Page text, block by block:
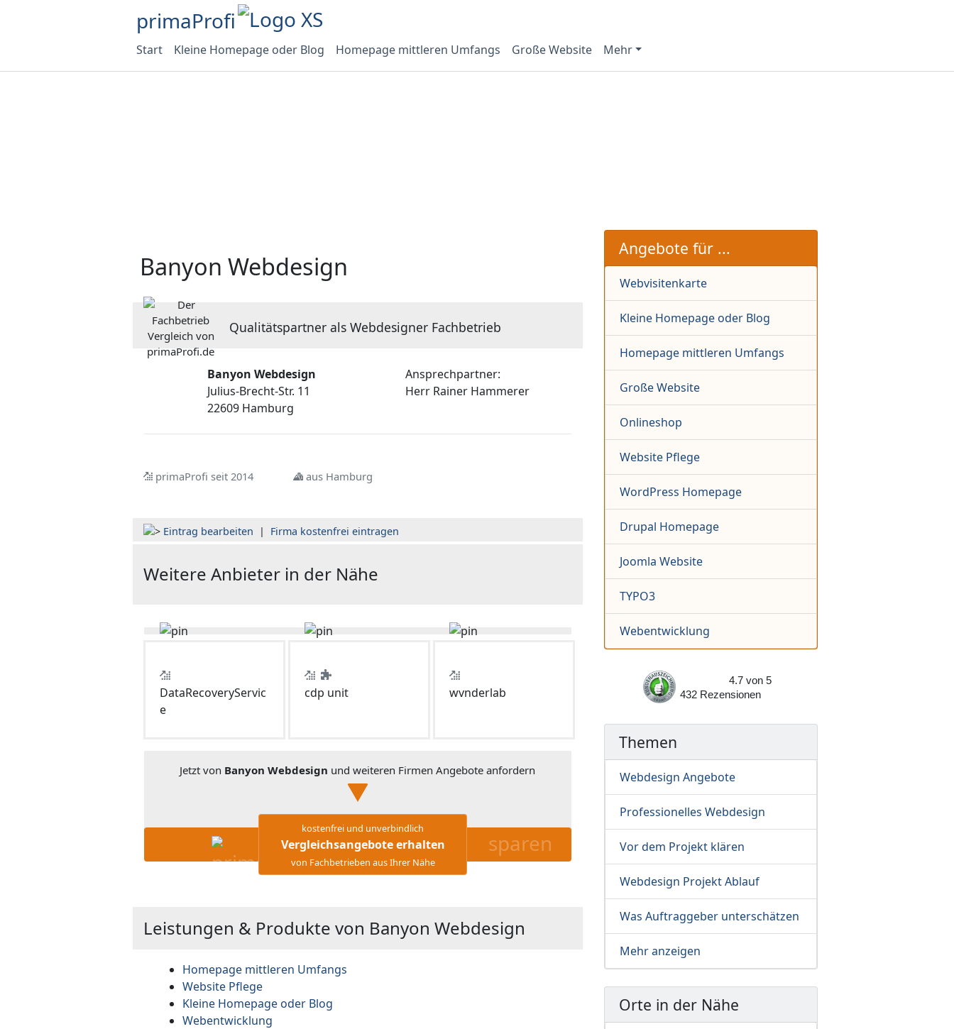
primaProfi
Start Kleine Homepage oder Blog Homepage mittleren Umfangs Große Website Mehr
Banyon Webdesign
Qualitätspartner als Webdesigner Fachbetrieb
Banyon Webdesign
Julius-Brecht-Str. 11
22609 Hamburg
Ansprechpartner:
Herr Rainer Hammerer
primaProfi seit 2014 aus Hamburg
Eintrag bearbeiten | Firma kostenfrei eintragen
Weitere Anbieter in der Nähe
DataRecoveryServic
e
cdp unit wvnderlab
Jetzt von Banyon Webdesign und weiteren Firmen Angebote anfordern
kostenfrei und unverbindlich
Vergleichsangebote erhalten
von Fachbetrieben aus Ihrer Nähe
sparen
Leistungen & Produkte von Banyon Webdesign
Homepage mittleren Umfangs
Website Pflege
Kleine Homepage oder Blog
Webentwicklung
Angebote für ...
Webvisitenkarte
Kleine Homepage oder Blog
Homepage mittleren Umfangs
Große Website
Onlineshop
Website Pflege
WordPress Homepage
Drupal Homepage
Joomla Website
TYPO3
Webentwicklung
4.7 von5
432
Rezensionen
Themen
Webdesign Angebote
Professionelles Webdesign
Vor dem Projekt klären
Webdesign Projekt Ablauf
Was Auftraggeber unterschätzen
Mehr anzeigen
Orte in der Nähe